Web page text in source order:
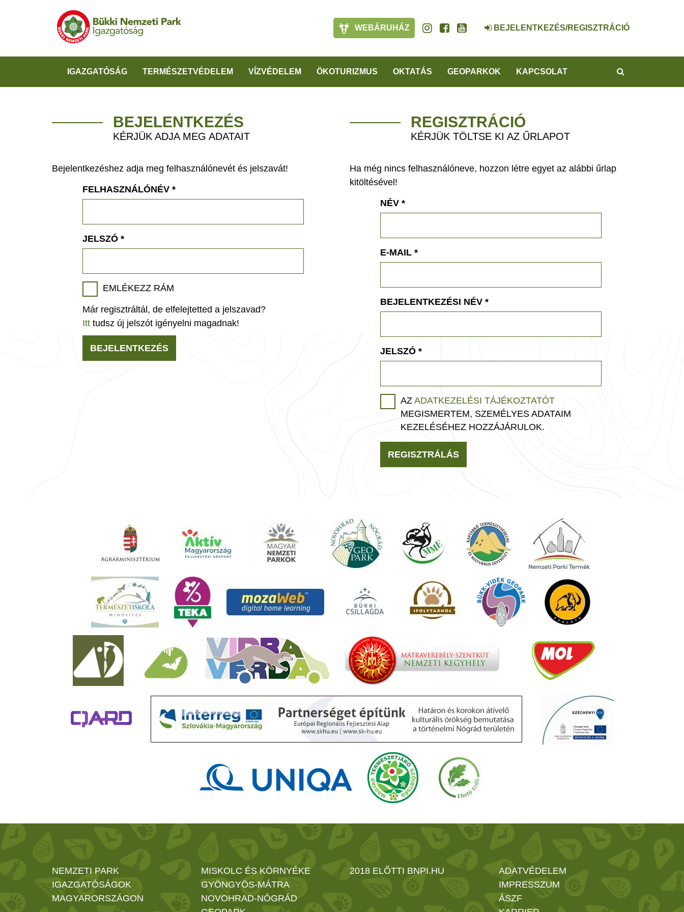
WEBÁRUHÁZ BEJELENTKEZÉS/REGISZTRÁCIÓ
IGAZGATÓSÁG TERMÉSZETVÉDELEM VÍZVÉDELEM ÖKOTURIZMUS OKTATÁS GEOPARKOK KAPCSOLAT
BEJELENTKEZÉS
KÉRJÜK ADJA MEG ADATAIT
Bejelentkezéshez adja meg felhasználónevét és jelszavát!
FELHASZNÁLÓNÉV *
JELSZÓ *
EMLÉKEZZ RÁM
Már regisztráltál, de elfelejtetted a jelszavad?
Itt tudsz új jelszót igényelni magadnak!
BEJELENTKEZÉS
REGISZTRÁCIÓ
KÉRJÜK TÖLTSE KI AZ ŰRLAPOT
Ha még nincs felhasználóneve, hozzon létre egyet az alábbi űrlap
kitöltésével!
NÉV *
E-MAIL *
BEJELENTKEZÉSI NÉV *
JELSZÓ *
AZ ADATKEZELÉSI TÁJÉKOZTATÓT
MEGISMERTEM, SZEMÉLYES ADATAIM
KEZELÉSÉHEZ HOZZÁJÁRULOK.
REGISZTRÁLÁS
NEMZETI PARK
IGAZGATÓSÁGOK
MAGYARORSZÁGON
MISKOLC ÉS KÖRNYÉKE
GYÖNGYÖS-MÁTRA
NOVOHRAD-NÓGRÁD
2018 ELŐTTI BNPI.HU
ADATVÉDELEM
IMPRESSZUM
ÁSZF